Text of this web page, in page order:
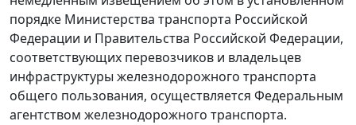
порядке Министерства транспорта Российской
Федерации и Правительства Российской Федерации,
соответствующих перевозчиков и владельцев
инфраструктуры железнодорожного транспорта
общего пользования, осуществляется Федеральным
агентством железнодорожного транспорта.